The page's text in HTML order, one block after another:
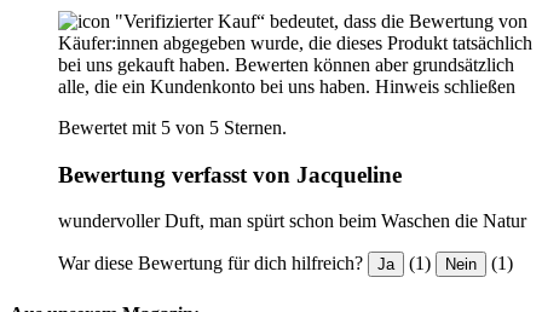
"Verifizierter Kauf“ bedeutet, dass die Bewertung von
Käufer:innen abgegeben wurde, die dieses Produkt tatsächlich
bei uns gekauft haben. Bewerten können aber grundsätzlich
alle, die ein Kundenkonto bei uns haben. Hinweis schließen
Bewertet mit 5 von 5 Sternen.
Bewertung verfasst von Jacqueline
wundervoller Duft, man spürt schon beim Waschen die Natur
War diese Bewertung für dich hilfreich? Ja (1) Nein (1)